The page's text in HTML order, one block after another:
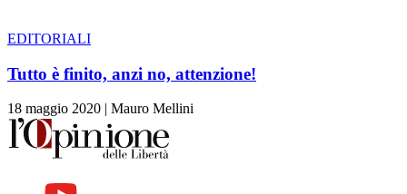
EDITORIALI
Tutto è finito, anzi no, attenzione!
18 maggio 2020 | Mauro Mellini